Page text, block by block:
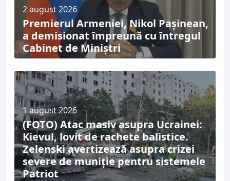
2 august 2026
Premierul Armeniei, Nikol Pașinean,
a demisionat împreună cu întregul
Cabinet de Miniștri
1 august 2026
(FOTO) Atac masiv asupra Ucrainei:
Kievul, lovit de rachete balistice.
Zelenski avertizează asupra crizei
severe de muniție pentru sistemele
Patriot